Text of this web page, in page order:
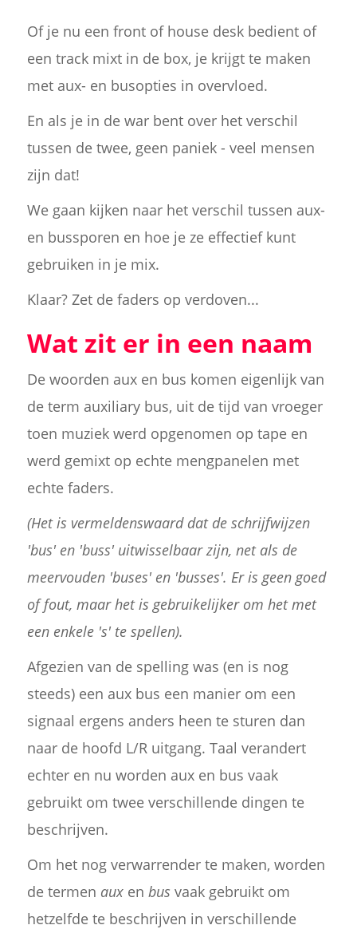
Of je nu een front of house desk bedient of
een track mixt in de box, je krijgt te maken
met aux- en busopties in overvloed.
En als je in de war bent over het verschil
tussen de twee, geen paniek - veel mensen
zijn dat!
We gaan kijken naar het verschil tussen aux-
en bussporen en hoe je ze effectief kunt
gebruiken in je mix.
Klaar? Zet de faders op verdoven...
Wat zit er in een naam
De woorden aux en bus komen eigenlijk van
de term auxiliary bus, uit de tijd van vroeger
toen muziek werd opgenomen op tape en
werd gemixt op echte mengpanelen met
echte faders.
(Het is vermeldenswaard dat de schrijfwijzen
'bus' en 'buss' uitwisselbaar zijn, net als de
meervouden 'buses' en 'busses'. Er is geen goed
of fout, maar het is gebruikelijker om het met
een enkele 's' te spellen).
Afgezien van de spelling was (en is nog
steeds) een aux bus een manier om een
signaal ergens anders heen te sturen dan
naar de hoofd L/R uitgang. Taal verandert
echter en nu worden aux en bus vaak
gebruikt om twee verschillende dingen te
beschrijven.
Om het nog verwarrender te maken, worden
de termen auxen bus vaak gebruikt om
hetzelfde te beschrijven in verschillende